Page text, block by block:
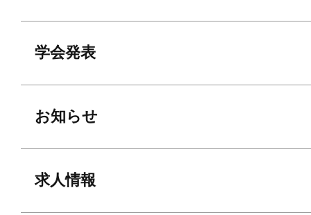
学会発表
お知らせ
求人情報